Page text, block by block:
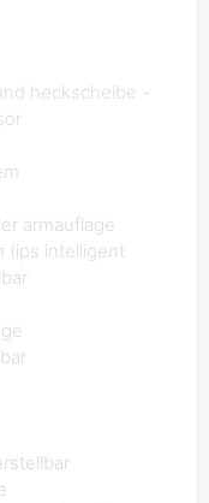
heckscheibe -
armauflage
(ips intelligent